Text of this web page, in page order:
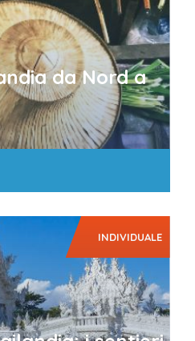
da Nord a
INDIVIDUALE